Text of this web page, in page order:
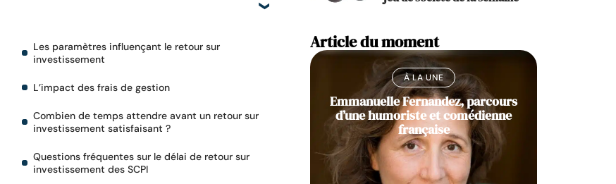
Les paramètres influençant le retour sur
investissement
L’impact des frais de gestion
Combien de temps attendre avant un retour sur
investissement satisfaisant ?
Questions fréquentes sur le délai de retour sur
investissement des SCPI
Article du moment
À LA UNE
Emmanuelle Fernandez, parcours
d’une humoriste et comédienne
française